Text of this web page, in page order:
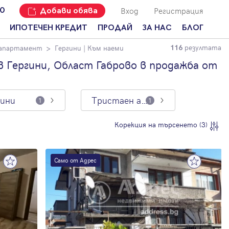
Добави обява Вход Регистрация
ИПОТЕЧЕН КРЕДИТ ПРОДАЙ
Добави
имот с
Адрес?
ЗА НАС
Наши офиси
Кариери
Кои сме ние?
Мениджмънт
Address Run
Франчайз
Често
задавани
въпроси
БЛОГ
За продавачи
За купувачи
Ипотечно
наемодатели
наематели
Анализ на
пазара
Новини
Гергини | Към наеми 116 резултата
Област Габрово в продажба от
1 Тристаен апартамент1
Корекция на търсенето (3)
Само от Адрес